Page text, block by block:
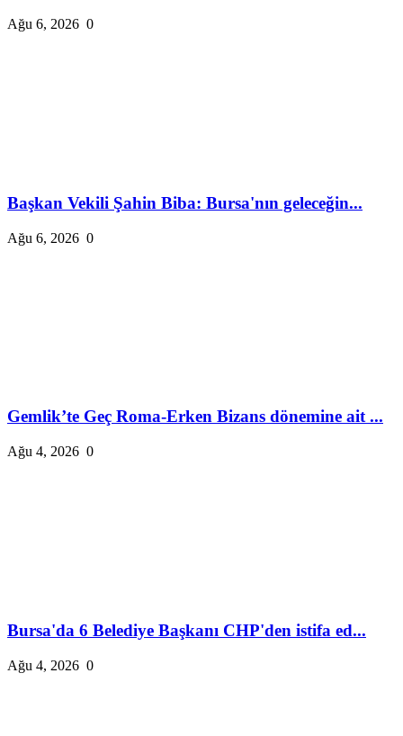
Ağu 6, 2026 0
Başkan Vekili Şahin Biba: Bursa'nın geleceğin...
Ağu 6, 2026 0
Gemlik’te Geç Roma-Erken Bizans dönemine ait ...
Ağu 4, 2026 0
Bursa'da 6 Belediye Başkanı CHP'den istifa ed...
Ağu 4, 2026 0